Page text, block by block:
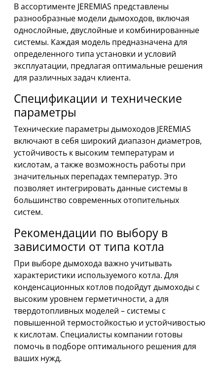
В ассортименте JEREMIAS представлены
разнообразные модели дымоходов, включая
однослойные, двуслойные и комбинированные
системы. Каждая модель предназначена для
определенного типа установки и условий
эксплуатации, предлагая оптимальные решения
для различных задач клиента.
Спецификации и технические
параметры
Технические параметры дымоходов JEREMIAS
включают в себя широкий диапазон диаметров,
устойчивость к высоким температурам и
кислотам, а также возможность работы при
значительных перепадах температур. Это
позволяет интегрировать данные системы в
большинство современных отопительных
систем.
Рекомендации по выбору в
зависимости от типа котла
При выборе дымохода важно учитывать
характеристики используемого котла. Для
конденсационных котлов подойдут дымоходы с
высоким уровнем герметичности, а для
твердотопливных моделей – системы с
повышенной термостойкостью и устойчивостью
к кислотам. Специалисты компании готовы
помочь в подборе оптимального решения для
ваших нужд.